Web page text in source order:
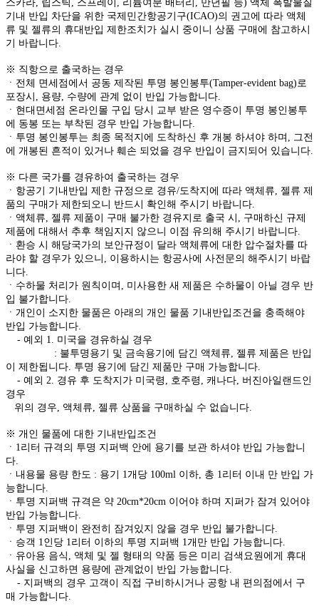
스카라, 립스틱, 스프레이, 리튬여분 배터리, 만년필 등) 액체 폭발물질
기내 반입 차단을 위한 국제민간항공기구(ICAO)의 권고에 따라 액체
류 및 젤류의 휴대반입 제한조치가 실시 중이니 상품 구매에 참고하시
기 바랍니다.
※ 직항으로 출국하는 경우
ㆍ전체 면세점에서 공동 제작된 투명 봉인봉투(Tamper-evident bag)로
포장시, 용량, 수량에 관계 없이 반입 가능합니다.
ㆍ현대면세점 온라인몰 구입 당시 교부 받은 영수증이 투명 봉인봉투
에 동봉 또는 부착된 경우 반입 가능합니다.
ㆍ투명 봉인봉투는 최종 목적지에 도착하신 후 개봉 하셔야 하며, 그전
에 개봉된 흔적이 있거나 훼손 되었을 경우 반입이 금지되어 있습니다.
※ 다른 국가를 경유하여 출국하는 경우
ㆍ항공기 기내반입 제한 규정으로 경유/도착지에 따라 액체류, 젤류 제
품의 구매가 제한되오니 반드시 확인해 주시기 바랍니다.
ㆍ액체류, 젤류 제품이 구매 불가한 경유지로 출국 시, 구매하신 규제
제품에 대해서 추후 책임지지 않으니 이점 유의해 주시기 바랍니다.
ㆍ환승 시 해당국가의 보안규정이 달라 액체류에 대한 압수절차를 따
라야 할 경우가 있으니, 이용하시는 항공사에 사전문의 해주시기 바랍
니다.
ㆍ수하물 처리가 원칙이며, 미사용한 새 제품은 수하물이 아닐 경우 반
입 불가합니다.
ㆍ개인이 소지한 물품은 아래의 개인 물품 기내반입조건을 충족해야
반입 가능합니다.
- 예외 1. 미국을 경유하실 경우
: 불투명용기 및 금속용기에 담긴 액체류, 젤류 제품은 반입
이 제한됩니다. 투명 용기에 담긴 제품만 구매 가능합니다.
- 예외 2. 경유 후 도착지가 미국령, 호주령, 캐나다, 버진아일랜드인
경우
위의 경우, 액체류, 젤류 상품을 구매하실 수 없습니다.
※ 개인 물품에 대한 기내반입조건
ㆍ1리터 규격의 투명 지퍼백 안에 용기를 보관 하셔야 반입 가능합니
다.
ㆍ내용물 용량 한도 : 용기 1개당 100ml 이하, 총 1리터 이내 만 반입 가
능합니다.
ㆍ투명 지퍼백 규격은 약 20cm*20cm 이어야 하며 지퍼가 잠겨 있어야
반입 가능합니다.
ㆍ투명 지퍼백이 완전히 잠겨있지 않을 경우 반입 불가합니다.
ㆍ승객 1인당 1리터 이하의 투명 지퍼백 1개만 반입 가능합니다.
ㆍ유아용 음식, 액체 및 젤 형태의 약품 등은 미리 검색요원에게 휴대
사실을 신고하면 용량에 관계없이 반입 가능합니다.
- 지퍼백의 경우 고객이 직접 구비하시거나 공항 내 편의점에서 구
매 가능합니다.